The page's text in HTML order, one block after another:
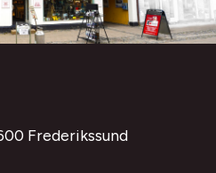
Frederikssund